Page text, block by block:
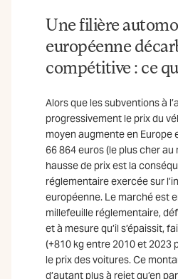
Une filière
européenne
compétitive : ce
Alors que les subventions à
progressivement le prix du
moyen augmente en Europe
66 864 euros (le plus cher au
hausse de prix est la
réglementaire exercée sur
européenne. Le marché est
millefeuille réglementaire,
et à mesure qu’il s’épaissit,
(+810 kg entre 2010 et 2023
le prix des voitures. Ce
d’autant plus à rejet qu’en